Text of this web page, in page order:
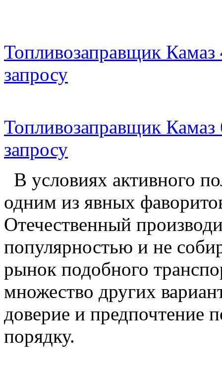
Топливозаправщик Камаз
запросу
Топливозаправщик Камаз
запросу
В условиях активного
одним из явных
Отечественный
популярностью и не
рынок подобного
множество других
доверие и предпочтение
порядку.